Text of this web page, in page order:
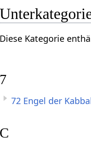
Diese Kategorie
7
72 Engel der
C